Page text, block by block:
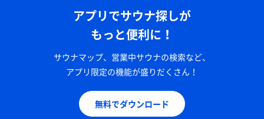
アプリでサウナ探しが
もっと便利に！
サウナマップ、営業中サウナの検索など、
アプリ限定の機能が盛りだくさん！
無料でダウンロード